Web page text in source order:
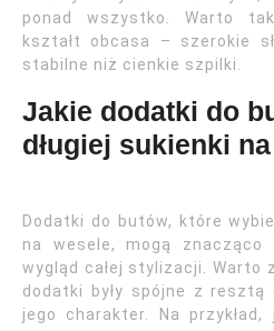
ponad wszystko. Warto
kształt obcasa – szerokie
stabilne niż cienkie szpilki.
Jakie dodatki do
długiej sukienki
Dodatki do butów, które
na wesele, mogą znacząco
wygląd całej stylizacji. Warto
dodatki były spójne z resztą
jego charakter. Na